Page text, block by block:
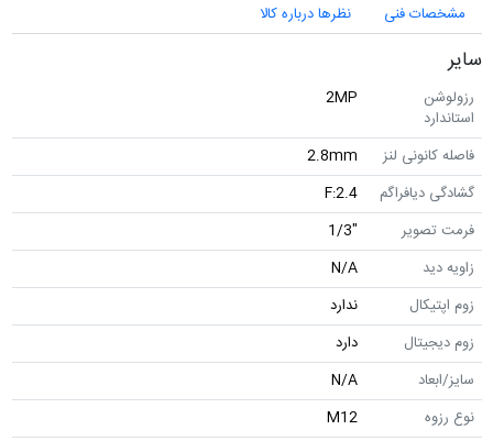
مشخصات فنی نظرها درباره کالا
سایر
رزولوشن
استاندارد
2MP
فاصله کانونی لنز
2.8mm
گشادگی دیافراگم
F:2.4
فرمت تصویر
"1/3
زاویه دید
N/A
زوم اپتیکال
ندارد
زوم دیجیتال
دارد
سایز/ابعاد
N/A
نوع رزوه
M12